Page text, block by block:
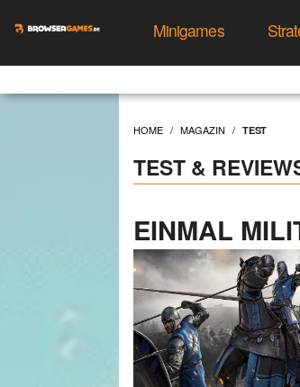
Minigames
HOME MAGAZIN TEST
TEST &
EINMAL